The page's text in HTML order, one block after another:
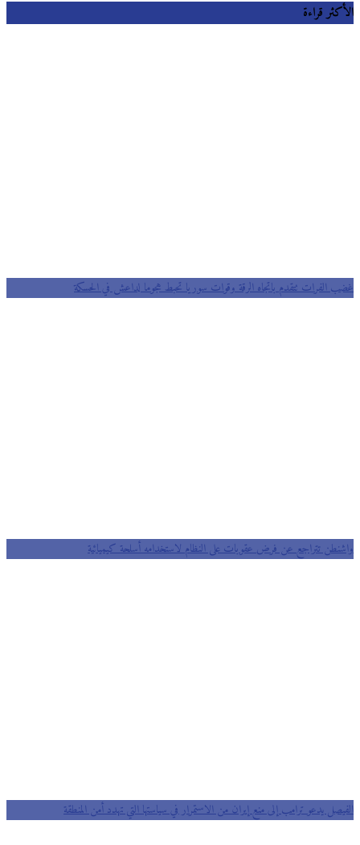
الأكثر قراءة
غضب الفرات تتقدم باتجاه الرقة وقوات سوريا تحبط هجوما لداعش في الحسكة
واشنطن تتراجع عن فرض عقوبات على النظام لاستخدامه أسلحة كيميائية
الفيصل يدعو ترامب إلى منع إيران من الاستمرار في سياستها التي تهدد أمن المنطقة